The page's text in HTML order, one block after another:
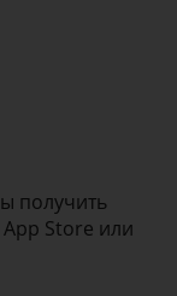
получить
Store или